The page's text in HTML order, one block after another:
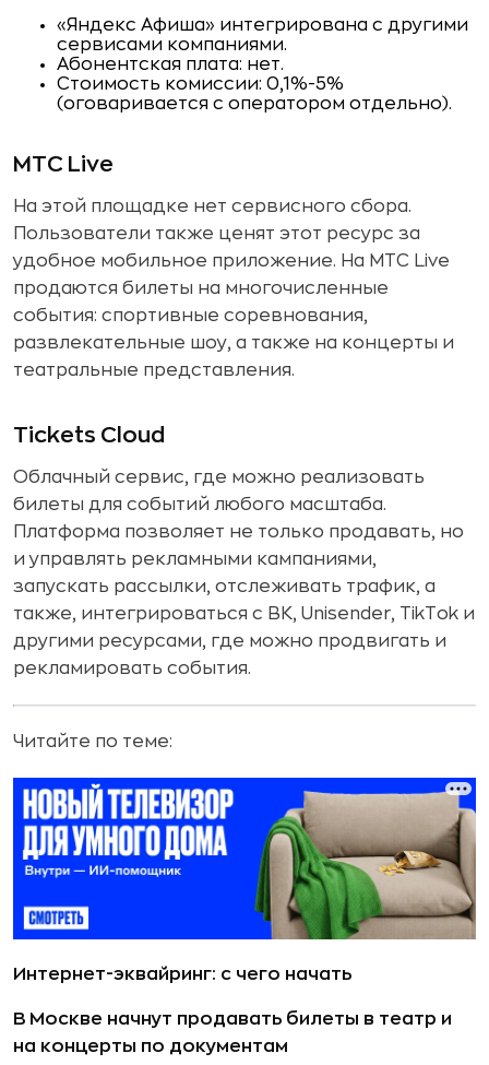
«Яндекс Афиша» интегрирована с другими
сервисами компаниями.
Абонентская плата: нет.
Стоимость комиссии: 0,1%-5%
(оговаривается с оператором отдельно).
МТС Live
На этой площадке нет сервисного сбора.
Пользователи также ценят этот ресурс за
удобное мобильное приложение. На МТС Live
продаются билеты на многочисленные
события: спортивные соревнования,
развлекательные шоу, а также на концерты и
театральные представления.
Tickets Cloud
Облачный сервис, где можно реализовать
билеты для событий любого масштаба.
Платформа позволяет не только продавать, но
и управлять рекламными кампаниями,
запускать рассылки, отслеживать трафик, а
также, интегрироваться с ВК, Unisender, TikTok и
другими ресурсами, где можно продвигать и
рекламировать события.
Читайте по теме:
Интернет-эквайринг: с чего начать
В Москве начнут продавать билеты в театр и
на концерты по документам